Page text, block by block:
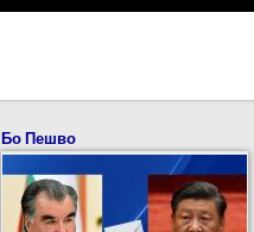
Бо Пешво